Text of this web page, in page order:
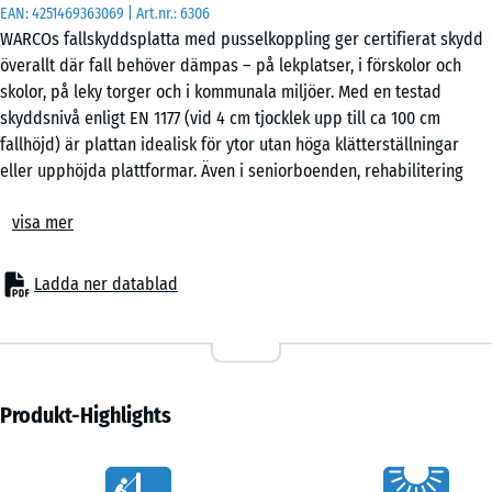
EAN:4251469363069 | Art.nr.:6306
WARCOs fallskyddsplatta med pusselkoppling ger certifierat skydd
överallt där fall behöver dämpas – på lekplatser, i förskolor och
skolor, på leky torger och i kommunala miljöer. Med en testad
skyddsnivå enligt EN 1177 (vid 4 cm tjocklek upp till ca 100 cm
fallhöjd) är plattan idealisk för ytor utan höga klätterställningar
eller upphöjda plattformar. Även i seniorboenden, rehabilitering
golvalternativ som kombinerar säkerhet, komfort och ekonomi.
– Lekzoner för små barn, balans- och aktivitetsytor
– Skolgårdar, förskolor och kommunala platser
– Tränings- och outdoorfitnessytor
Material & uppbyggnad
Plattorna är tillverkade av PU-bundet gummigranulat och har en
stötdämpning vid låg bygghöjd. Pusselkopplingen på sidorna
visa mer
Ladda ner datablad
50
x
50
x 2
cm
|
0,25
- 118,00 kr
50
|
Produkt-Highlights